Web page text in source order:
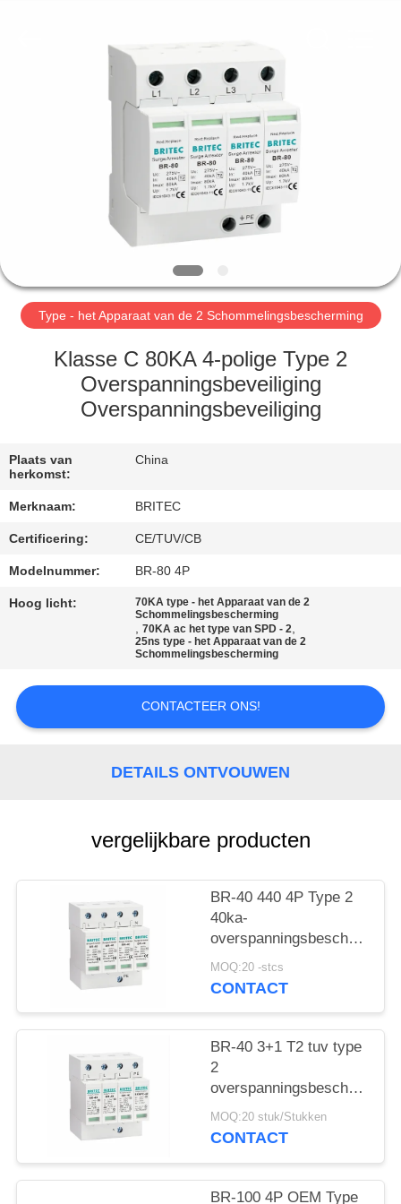
PRODUCTEN
FABRIEKSREIS
KWALITEITSCONTROLE
CONTACTEER
ALLE
GEVALLEN
SITEMAP
PRIVACYBELEID
Type - het Apparaat van de 2 Schommelingsbescherming
Klasse C 80KA 4-polige Type 2
Overspanningsbeveiliging
Overspanningsbeveiliging
Plaats van
herkomst:
China
Merknaam: BRITEC
Certificering: CE/TUV/CB
Modelnummer: BR-80 4P
Hoog licht:
70KA type - het Apparaat van de 2
Schommelingsbescherming
,70KA ac het type van SPD - 2,
25ns type - het Apparaat van de 2
Schommelingsbescherming
CONTACTEER ONS!
DETAILS ONTVOUWEN
vergelijkbare producten
BR-40 440 4P Type 2
40ka-
SPD T2 Power
Protection arrester
overspanningen 440V
Overspanningsbeschermer
spd Type 2
MOQ:20 -stcs
CONTACT
BR-40 3+1 T2 tuv type
2
Overspanningsarrestor
bliksemarrestor
SPD AC DC
MOQ:20 stuk/Stukken
CONTACT
BR-100 4P OEM Type